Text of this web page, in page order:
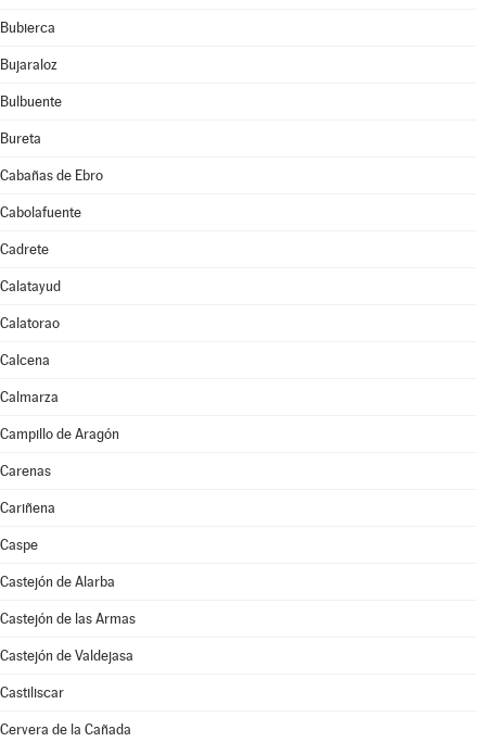
Bubierca
Bujaraloz
Bulbuente
Bureta
Cabañas de Ebro
Cabolafuente
Cadrete
Calatayud
Calatorao
Calcena
Calmarza
Campillo de Aragón
Carenas
Cariñena
Caspe
Castejón de Alarba
Castejón de las Armas
Castejón de Valdejasa
Castiliscar
Cervera de la Cañada